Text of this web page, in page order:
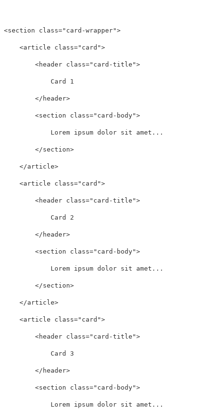
<section class="card-wrapper">
<article class="card">
<header class="card-title">
            Card 1
</header>
<section class="card-body">
            Lorem ipsum dolor sit amet...
</section>
</article>
<article class="card">
<header class="card-title">
            Card 2
</header>
<section class="card-body">
            Lorem ipsum dolor sit amet...
</section>
</article>
<article class="card">
<header class="card-title">
            Card 3
</header>
<section class="card-body">
            Lorem ipsum dolor sit amet...